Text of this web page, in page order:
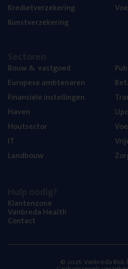
Kre­diet­ver­ze­ke­ring
Kunst­ver­ze­ke­ring
Bouw& vastgoed
Euro­pe­se ambtenaren
Finan­ci­ë­le instellingen
Haven
Hout­sec­tor
IT
Land­bouw
Klan­ten­zo­ne
Van­b­re­da Health
Con­tact
© 2026 Vanbreda